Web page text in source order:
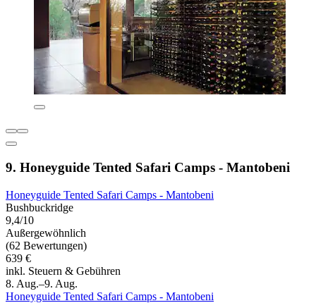
9. Honeyguide Tented Safari Camps - Mantobeni
Honeyguide Tented Safari Camps - Mantobeni
Bushbuckridge
9,4/10
Außergewöhnlich
(62 Bewertungen)
639 €
inkl. Steuern & Gebühren
8. Aug.–9. Aug.
Honeyguide Tented Safari Camps - Mantobeni